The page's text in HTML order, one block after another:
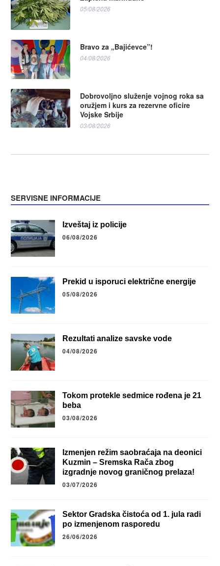
05/08/2026
Bravo za „Bajićevce”!
04/08/2026
Dobrovoljno služenje vojnog roka sa
oružjem i kurs za rezervne oficire
Vojske Srbije
03/08/2026
SERVISNE INFORMACIJE
Izveštaj iz policije
06/08/2026
Prekid u isporuci električne energije
05/08/2026
Rezultati analize savske vode
04/08/2026
Tokom protekle sedmice rođena je 21
beba
03/08/2026
Izmenjen režim saobraćaja na deonici
Kuzmin – Sremska Rača zbog
izgradnje novog graničnog prelaza!
03/07/2026
Sektor Gradska čistoća od 1. jula radi
po izmenjenom rasporedu
26/06/2026